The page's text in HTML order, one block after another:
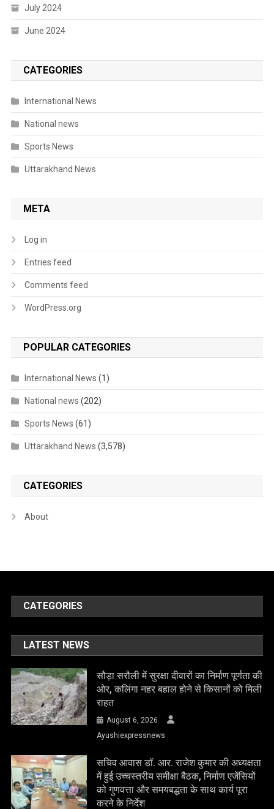
July 2024
June 2024
CATEGORIES
International News
National news
Sports News
Uttarakhand News
META
Log in
Entries feed
Comments feed
WordPress.org
POPULAR CATEGORIES
International News (1)
National news (202)
Sports News (61)
Uttarakhand News (3,578)
CATEGORIES
About
CATEGORIES
LATEST NEWS
सौड़ा सरौली में सुरक्षा दीवारों का निर्माण पूर्णता की
ओर, कलिंगा नहर बहाल होने से किसानों को मिली
राहत
August 6, 2026
Ayushiexpressnews
सचिव आवास डॉ. आर. राजेश कुमार की अध्यक्षता
में हुई उच्चस्तरीय समीक्षा बैठक, निर्माण एजेंसियों
को गुणवत्ता और समयबद्धता के साथ कार्य पूरा
करने के निर्देश